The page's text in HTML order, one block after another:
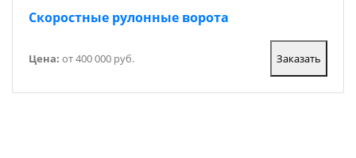
Скоростные рулонные ворота
Цена: от 400 000 руб. Заказать